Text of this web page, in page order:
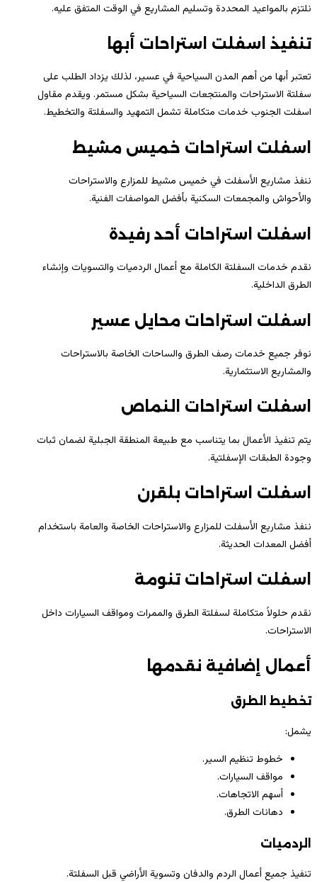
نلتزم بالمواعيد المحددة وتسليم المشاريع في الوقت المتفق عليه.
تنفيذ اسفلت استراحات أبها
تعتبر أبها من أهم المدن السياحية في عسير، لذلك يزداد الطلب على
سفلتة الاستراحات والمنتجعات السياحية بشكل مستمر. ويقدم مقاول
اسفلت الجنوب خدمات متكاملة تشمل التمهيد والسفلتة والتخطيط.
اسفلت استراحات خميس مشيط
ننفذ مشاريع الأسفلت في خميس مشيط للمزارع والاستراحات
والأحواش والمجمعات السكنية بأفضل المواصفات الفنية.
اسفلت استراحات أحد رفيدة
نقدم خدمات السفلتة الكاملة مع أعمال الردميات والتسويات وإنشاء
الطرق الداخلية.
اسفلت استراحات محايل عسير
نوفر جميع خدمات رصف الطرق والساحات الخاصة بالاستراحات
والمشاريع الاستثمارية.
اسفلت استراحات النماص
يتم تنفيذ الأعمال بما يتناسب مع طبيعة المنطقة الجبلية لضمان ثبات
وجودة الطبقات الإسفلتية.
اسفلت استراحات بلقرن
ننفذ مشاريع الأسفلت للمزارع والاستراحات الخاصة والعامة باستخدام
أفضل المعدات الحديثة.
اسفلت استراحات تنومة
نقدم حلولاً متكاملة لسفلتة الطرق والممرات ومواقف السيارات داخل
الاستراحات.
أعمال إضافية نقدمها
تخطيط الطرق
يشمل:
خطوط تنظيم السير.
مواقف السيارات.
أسهم الاتجاهات.
دهانات الطرق.
الردميات
تنفيذ جميع أعمال الردم والدفان وتسوية الأراضي قبل السفلتة.